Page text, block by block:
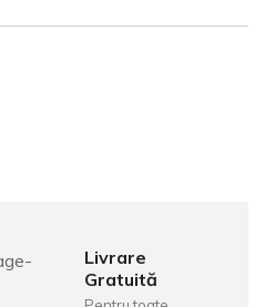
Livrare
Gratuită